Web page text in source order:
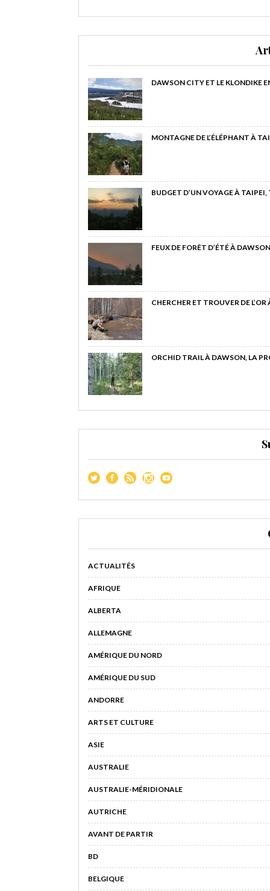
DAWSON CITY ET LE KLONDIKE
MONTAGNE DE L’ÉLÉPHANT À
BUDGET D’UN VOYAGE À
FEUX DE FORÊT D’ÉTÉ À
CHERCHER ET TROUVER DE
ORCHID TRAIL À DAWSON, LA
ACTUALITÉS
AFRIQUE
ALBERTA
ALLEMAGNE
AMÉRIQUE DU NORD
AMÉRIQUE DU SUD
ANDORRE
ARTS ET CULTURE
ASIE
AUSTRALIE
AUSTRALIE-MÉRIDIONALE
AUTRICHE
AVANT DE PARTIR
BD
BELGIQUE